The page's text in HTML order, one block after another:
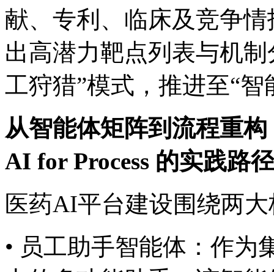
献、专利、临床及竞
出高潜力靶点列表与机制
工狩猎”模式，推进至“
从智能体矩阵到流程重构
AI for Process 的实践路径
医药AI平台建设围绕两大
• 员工助手智能体：作